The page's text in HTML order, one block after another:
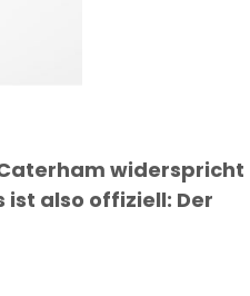
widerspricht
also offiziell: Der